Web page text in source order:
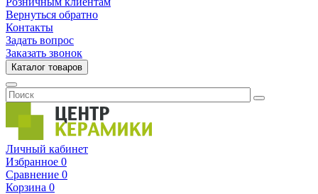
Вернуться обратно
Контакты
Задать вопрос
Заказать звонок
Каталог товаров
Личный кабинет
Избранное 0
Сравнение 0
Корзина 0